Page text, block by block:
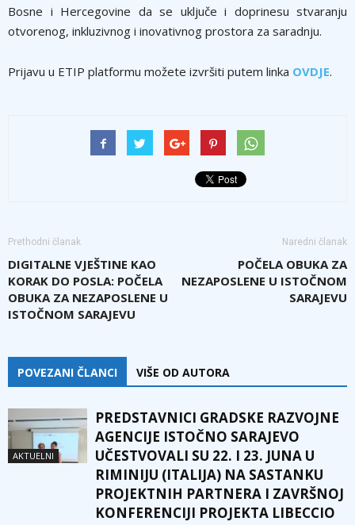
Bosne i Hercegovine da se uključe i doprinesu stvaranju
otvorenog, inkluzivnog i inovativnog prostora za saradnju.
Prijavu u ETIP platformu možete izvršiti putem linka OVDJE.
Prethodni članak
DIGITALNE VJEŠTINE KAO
KORAK DO POSLA: POČELA
OBUKA ZA NEZAPOSLENE U
ISTOČNOM SARAJEVU
Naredni članak
POČELA OBUKA ZA
NEZAPOSLENE U ISTOČNOM
SARAJEVU
POVEZANI ČLANCI VIŠE OD AUTORA
AKTUELNI
PREDSTAVNICI GRADSKE RAZVOJNE
AGENCIJE ISTOČNO SARAJEVO
UČESTVOVALI SU 22. I 23. JUNA U
RIMINIJU (ITALIJA) NA SASTANKU
PROJEKTNIH PARTNERA I ZAVRŠNOJ
KONFERENCIJI PROJEKTA LIBECCIO